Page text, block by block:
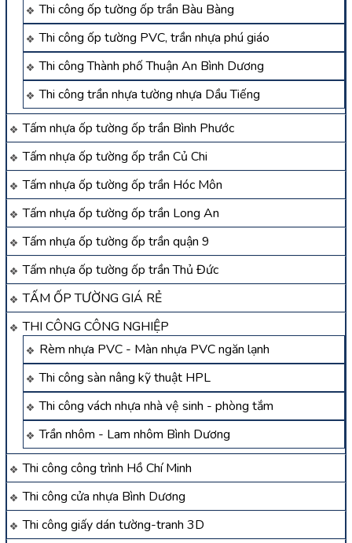
Thi công ốp tường ốp trần Bàu Bàng
Thi công ốp tường PVC, trần nhựa phú giáo
Thi công Thành phố Thuận An Bình Dương
Thi công trần nhựa tường nhựa Dầu Tiếng
Tấm nhựa ốp tường ốp trần Bình Phước
Tấm nhựa ốp tường ốp trần Củ Chi
Tấm nhựa ốp tường ốp trần Hóc Môn
Tấm nhựa ốp tường ốp trần Long An
Tấm nhựa ốp tường ốp trần quận 9
Tấm nhựa ốp tường ốp trần Thủ Đức
TẤM ỐP TƯỜNG GIÁ RẺ
THI CÔNG CÔNG NGHIỆP
Rèm nhựa PVC - Màn nhựa PVC ngăn lạnh
Thi công sàn nâng kỹ thuật HPL
Thi công vách nhựa nhà vệ sinh - phòng tắm
Trần nhôm - Lam nhôm Bình Dương
Thi công công trình Hồ Chí Minh
Thi công cửa nhựa Bình Dương
Thi công giấy dán tường-tranh 3D